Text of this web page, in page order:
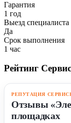
Гарантия
1 год
Выезд специалиста
Да
Срок выполнения
1 час
Рейтинг
РЕПУТАЦИЯ
Отзывы
площадках